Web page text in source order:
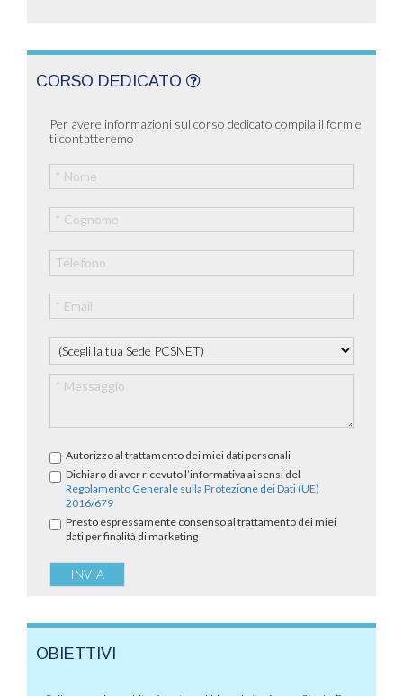
CORSO DEDICATO
Per avere informazioni sul corso dedicato compila il form e
ti contatteremo
Autorizzo al trattamento dei miei dati personali
Dichiaro di aver ricevuto l’informativa ai sensi del
Regolamento Generale sulla Protezione dei Dati (UE)
2016/679
Presto espressamente consenso al trattamento dei miei
dati per finalità di marketing
OBIETTIVI